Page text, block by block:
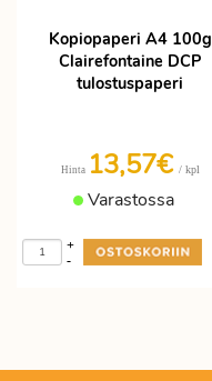
Kopiopaperi A4 100g
Clairefontaine DCP
tulostuspaperi
Hinta 13,57€ / kpl
Varastossa
-
+